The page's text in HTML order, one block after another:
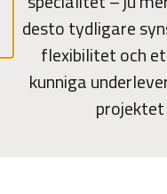
desto tydligare
flexibilitet och
kunniga
projektet